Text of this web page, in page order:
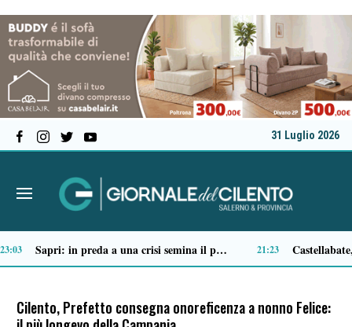
31 Luglio 2026
Ascea, nuova giunta per Sansone: Filippo Dragone vicesindaco, Egidio Criscuolo assessore ai Lavori Pubblici 14:51 Tortorella celebra la Fiera di San Basilio: tra antichi mestieri, bestiame e la musica della Bandabardò
Cilento, Prefetto consegna onoreficenza a nonno Felice: